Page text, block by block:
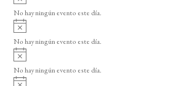
o
v
i
o
No hay ningún evento este día.
A
v
i
o
No hay ningún evento este día.
A
v
i
No hay ningún evento este día.
A